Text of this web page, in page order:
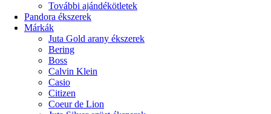
További ajándékötletek
Pandora ékszerek
Márkák
Juta Gold arany ékszerek
Bering
Boss
Calvin Klein
Casio
Citizen
Coeur de Lion